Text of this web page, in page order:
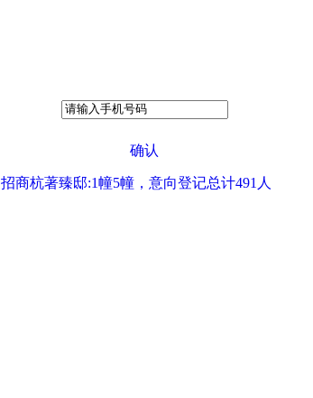
确认
招商杭著臻邸:1幢5幢，意向登记总计491人